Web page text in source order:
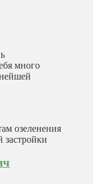
много
озеленения
застройки